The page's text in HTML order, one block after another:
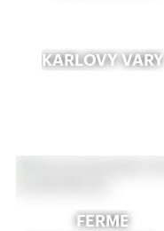
KARLOVY VARY
FERME